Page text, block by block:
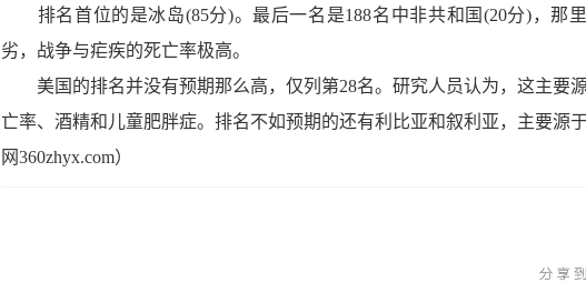
排名首位的是冰岛(85分)。最后一名是188名中非共和国(20分)，那
劣，战争与疟疾的死亡率极高。
美国的排名并没有预期那么高，仅列第28名。研究人员认为，这主要
亡率、酒精和儿童肥胖症。排名不如预期的还有利比亚和叙利亚，主要源
网360zhyx.com）